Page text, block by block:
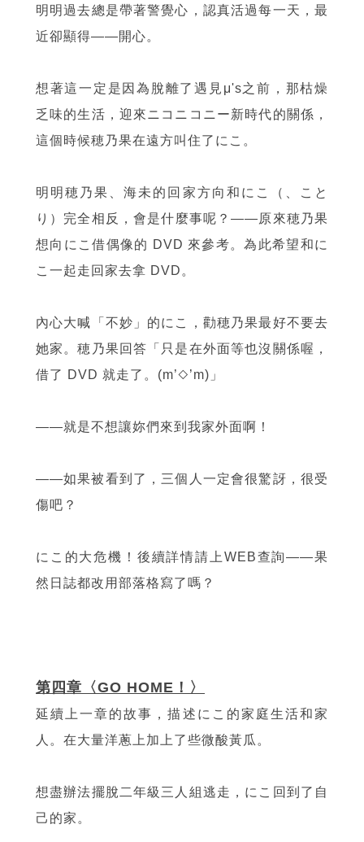
明明過去總是帶著警覺心，認真活過每一天，最
近卻顯得——開心。
想著這一定是因為脫離了遇見μ's之前，那枯燥
乏味的生活，迎來ニコニコニー新時代的關係，
這個時候穂乃果在遠方叫住了にこ。
明明穂乃果、海未的回家方向和にこ（、こと
り）完全相反，會是什麼事呢？——原來穂乃果
想向にこ借偶像的 DVD 來參考。為此希望和に
こ一起走回家去拿 DVD。
內心大喊「不妙」的にこ，勸穂乃果最好不要去
她家。穂乃果回答「只是在外面等也沒關係喔，
借了 DVD 就走了。(m’◇’m)」
——就是不想讓妳們來到我家外面啊！
——如果被看到了，三個人一定會很驚訝，很受
傷吧？
にこ的大危機！後續詳情請上WEB查詢——果
然日誌都改用部落格寫了嗎？
第四章〈GO HOME！〉
延續上一章的故事，描述にこ的家庭生活和家
人。在大量洋蔥上加上了些微酸黃瓜。
想盡辦法擺脫二年級三人組逃走，にこ回到了自
己的家。